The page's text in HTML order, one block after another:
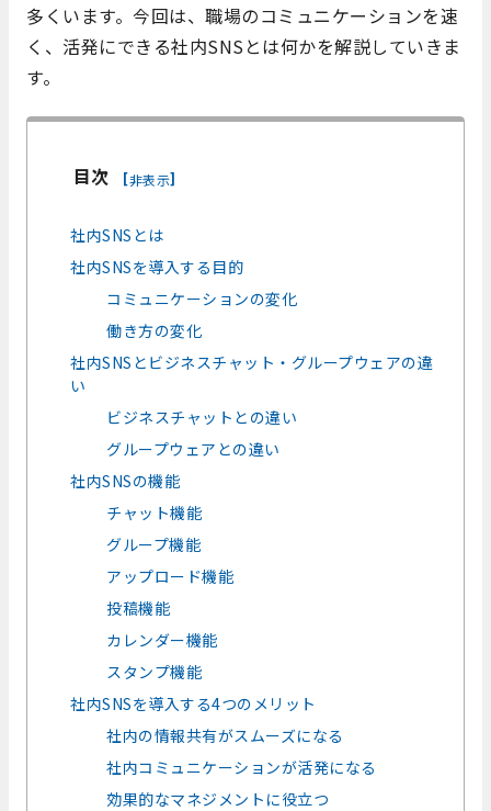
多くいます。今回は、職場のコミュニケーションを速
く、活発にできる社内SNSとは何かを解説していきま
す。
目次 [非表示]
社内SNSとは
社内SNSを導入する目的
コミュニケーションの変化
働き方の変化
社内SNSとビジネスチャット・グループウェアの違
い
ビジネスチャットとの違い
グループウェアとの違い
社内SNSの機能
チャット機能
グループ機能
アップロード機能
投稿機能
カレンダー機能
スタンプ機能
社内SNSを導入する4つのメリット
社内の情報共有がスムーズになる
社内コミュニケーションが活発になる
効果的なマネジメントに役立つ